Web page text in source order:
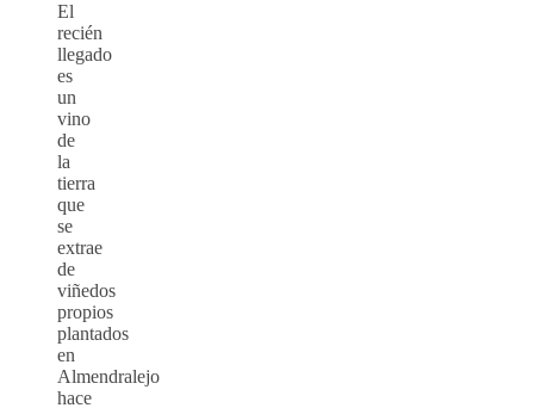
El
recién
llegado
es
un
vino
de
la
tierra
que
se
extrae
de
viñedos
propios
plantados
en
Almendralejo
hace